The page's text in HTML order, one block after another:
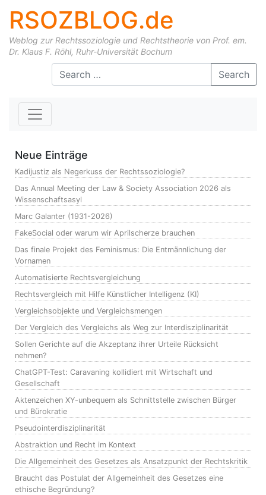
RSOZBLOG.de
Weblog zur Rechtssoziologie und Rechtstheorie von Prof. em.
Dr. Klaus F. Röhl, Ruhr-Universität Bochum
Skip to content Search
Neue Einträge
Kadijustiz als Negerkuss der Rechtssoziologie?
Das Annual Meeting der Law & Society Association 2026 als
Wissenschaftsasyl
Marc Galanter (1931-2026)
FakeSocial oder warum wir Aprilscherze brauchen
Das finale Projekt des Feminismus: Die Entmännlichung der
Vornamen
Automatisierte Rechtsvergleichung
Rechtsvergleich mit Hilfe Künstlicher Intelligenz (KI)
Vergleichsobjekte und Vergleichsmengen
Der Vergleich des Vergleichs als Weg zur Interdisziplinarität
Sollen Gerichte auf die Akzeptanz ihrer Urteile Rücksicht
nehmen?
ChatGPT-Test: Caravaning kollidiert mit Wirtschaft und
Gesellschaft
Aktenzeichen XY-unbequem als Schnittstelle zwischen Bürger
und Bürokratie
Pseudointerdisziplinarität
Abstraktion und Recht im Kontext
Die Allgemeinheit des Gesetzes als Ansatzpunkt der Rechtskritik
Braucht das Postulat der Allgemeinheit des Gesetzes eine
ethische Begründung?